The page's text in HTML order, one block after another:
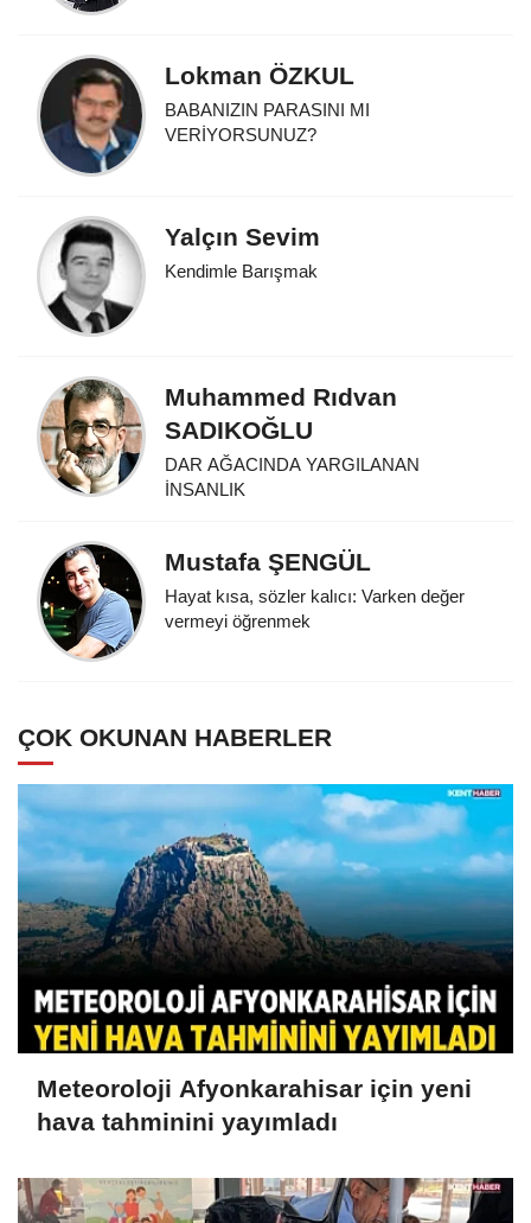
Lokman ÖZKUL
BABANIZIN PARASINI MI
VERİYORSUNUZ?
Yalçın Sevim
Kendimle Barışmak
Muhammed Rıdvan
SADIKOĞLU
DAR AĞACINDA YARGILANAN
İNSANLIK
Mustafa ŞENGÜL
Hayat kısa, sözler kalıcı: Varken değer
vermeyi öğrenmek
ÇOK OKUNAN HABERLER
Meteoroloji Afyonkarahisar için yeni
hava tahminini yayımladı